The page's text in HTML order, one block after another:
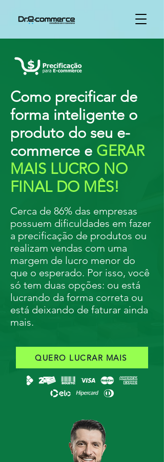
Como precificar de
forma inteligente o
produto do seu e-
commerce e GERAR
MAIS LUCRO NO
FINAL DO MÊS!
Cerca de 86% das empresas
possuem dificuldades em fazer
a precificação de produtos ou
realizam vendas com uma
margem de lucro menor do
que o esperado. Por isso, você
só tem duas opções: ou está
lucrando da forma correta ou
está deixando de faturar ainda
mais.
QUERO LUCRAR MAIS